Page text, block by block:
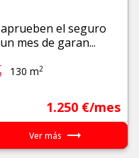
el seguro
mes de garan...
130 m2
1.250 €/mes
Ver más trending_flat